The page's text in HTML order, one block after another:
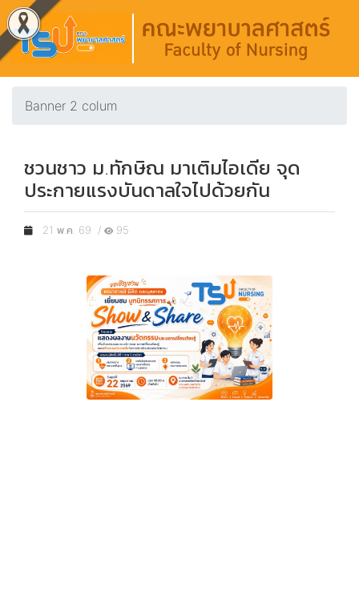
Banner 2 colum
ชวนชาว ม.ทักษิณ มาเติมไอเดีย จุด
ประกายแรงบันดาลใจไปด้วยกัน
21 พ.ค. 69 / 95